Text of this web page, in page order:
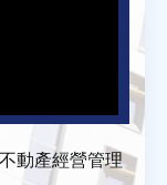
動產經營管理